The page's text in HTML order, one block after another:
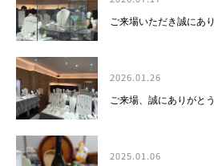
ご来場いただき誠にあ
2026.01.26
ご来場、誠にありがと
2025.01.06